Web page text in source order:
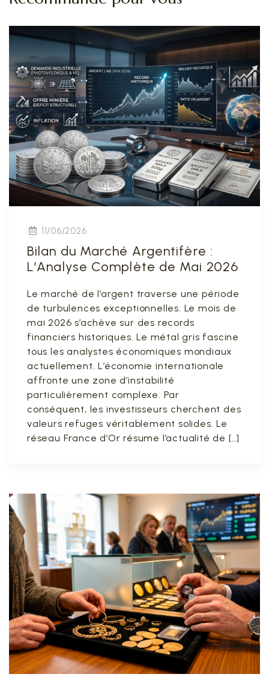
11/06/2026
Bilan du Marché Argentifère :
L’Analyse Complète de Mai 2026
Le marché de l’argent traverse une période
de turbulences exceptionnelles. Le mois de
mai 2026 s’achève sur des records
financiers historiques. Le métal gris fascine
tous les analystes économiques mondiaux
actuellement. L’économie internationale
affronte une zone d’instabilité
particulièrement complexe. Par
conséquent, les investisseurs cherchent des
valeurs refuges véritablement solides. Le
réseau France d’Or résume l’actualité de […]